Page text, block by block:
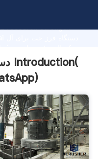
research strength
دستگاه فرز جت برای آل Introduction(
)